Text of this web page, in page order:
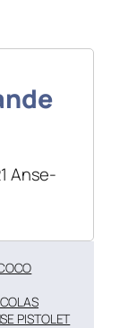
Anse-
PISTOLET